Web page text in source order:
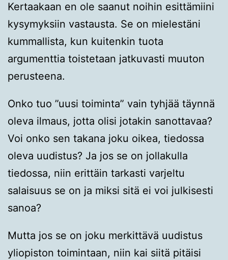
Kertaakaan en ole saanut noihin esittämiini
kysymyksiin vastausta. Se on mielestäni
kummallista, kun kuitenkin tuota
argumenttia toistetaan jatkuvasti muuton
perusteena.
Onko tuo ”uusi toiminta” vain tyhjää täynnä
oleva ilmaus, jotta olisi jotakin sanottavaa?
Voi onko sen takana joku oikea, tiedossa
oleva uudistus? Ja jos se on jollakulla
tiedossa, niin erittäin tarkasti varjeltu
salaisuus se on ja miksi sitä ei voi julkisesti
sanoa?
Mutta jos se on joku merkittävä uudistus
yliopiston toimintaan, niin kai siitä pitäisi